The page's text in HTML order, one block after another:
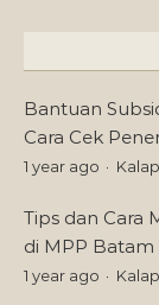
Bantuan
Cara Cek
1 year ago
Tips dan Cara
di MPP Batam
1 year ago